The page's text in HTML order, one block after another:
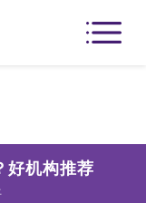
好机构推荐